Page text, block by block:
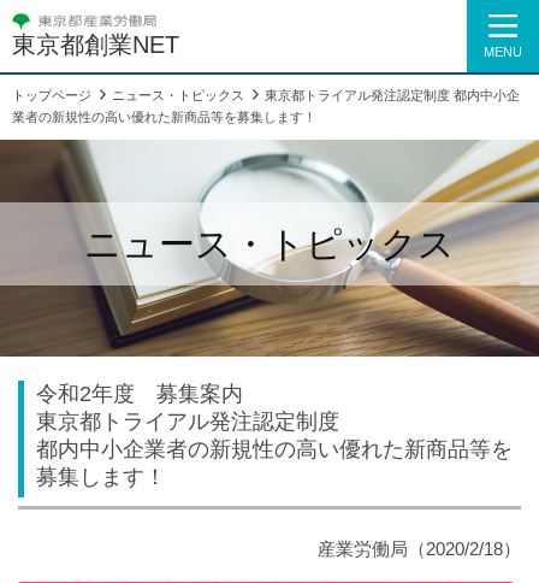
東京都創業NET MENU
トップページ ニュース・トピックス
東京都トライアル発注認定制度 都内中小企
業者の新規性の高い優れた新商品等を募集します！
ニュース・トピックス
令和2年度 募集案内
東京都トライアル発注認定制度
都内中小企業者の新規性の高い優れた新商品等を
募集します！
産業労働局 （2020/2/18）